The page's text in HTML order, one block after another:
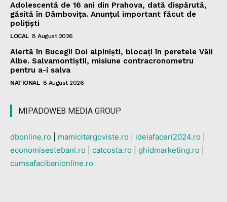
Adolescentă de 16 ani din Prahova, dată dispărută,
găsită în Dâmbovița. Anunțul important făcut de
polițiști
LOCAL 8 August 2026
Alertă în Bucegi! Doi alpiniști, blocați în peretele Văii
Albe. Salvamontiștii, misiune contracronometru
pentru a-i salva
NATIONAL 8 August 2026
MIPADOWEB MEDIA GROUP
dbonline.ro mamicitargoviste.ro ideiafaceri2024.ro
economisestebani.ro
catcosta.ro ghidmarketing.ro
cumsafacibanionline.ro